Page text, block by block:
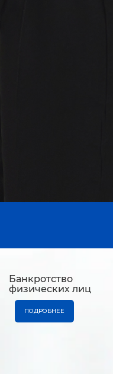
Банкротство
физических лиц
ПОДРОБНЕЕ